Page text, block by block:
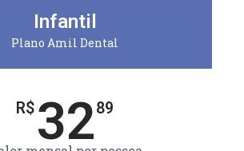
Infantil
Plano Amil Dental
R$ 3289